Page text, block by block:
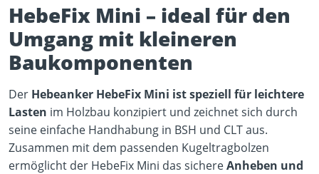
HebeFix Mini – ideal für den
Umgang mit kleineren
Baukomponenten
Der Hebeanker HebeFix Mini ist speziell für leichtere
Lasten im Holzbau konzipiert und zeichnet sich durch
seine einfache Handhabung in BSH und CLT aus.
Zusammen mit dem passenden Kugeltragbolzen
ermöglicht der HebeFix Mini das sichereAnheben und